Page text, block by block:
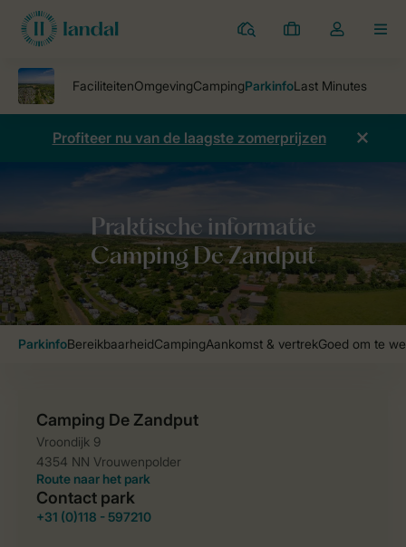
Parken
Mijn
Open
mijn
account
Profiteer nu van de laagste zomerprijzen